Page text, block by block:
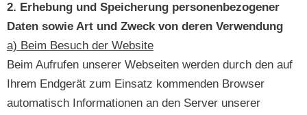
2. Erhebung und Speicherung personenbezogener
Daten sowie Art und Zweck von deren Verwendung
a) Beim Besuch der Website
Beim Aufrufen unserer Webseiten werden durch den auf
Ihrem Endgerät zum Einsatz kommenden Browser
automatisch Informationen an den Server unserer